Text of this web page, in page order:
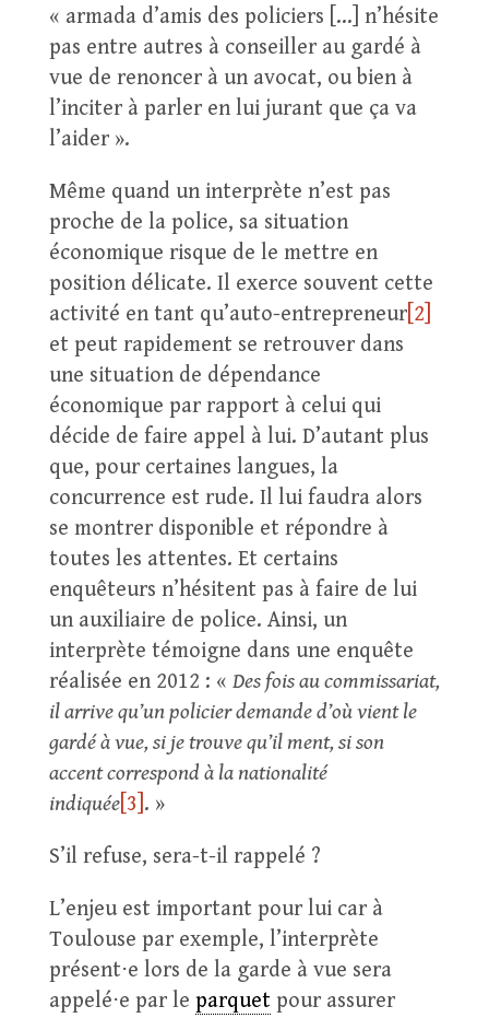
« armada d’amis des policiers […] n’hésite
pas entre autres à conseiller au gardé à
vue de renoncer à un avocat, ou bien à
l’inciter à parler en lui jurant que ça va
l’aider ».
Même quand un interprète n’est pas
proche de la police, sa situation
économique risque de le mettre en
position délicate. Il exerce souvent cette
activité en tant qu’auto-entrepreneur[2]
et peut rapidement se retrouver dans
une situation de dépendance
économique par rapport à celui qui
décide de faire appel à lui. D’autant plus
que, pour certaines langues, la
concurrence est rude. Il lui faudra alors
se montrer disponible et répondre à
toutes les attentes. Et certains
enquêteurs n’hésitent pas à faire de lui
un auxiliaire de police. Ainsi, un
interprète témoigne dans une enquête
réalisée en 2012 : « Des fois au commissariat,
il arrive qu’un policier demande d’où vient le
gardé à vue, si je trouve qu’il ment, si son
accent correspond à la nationalité
indiquée[3] . »
S’il refuse, sera-t-il rappelé ?
L’enjeu est important pour lui car à
Toulouse par exemple, l’interprète
présent⋅e lors de la garde à vue sera
appelé⋅e par le parquet pour assurer